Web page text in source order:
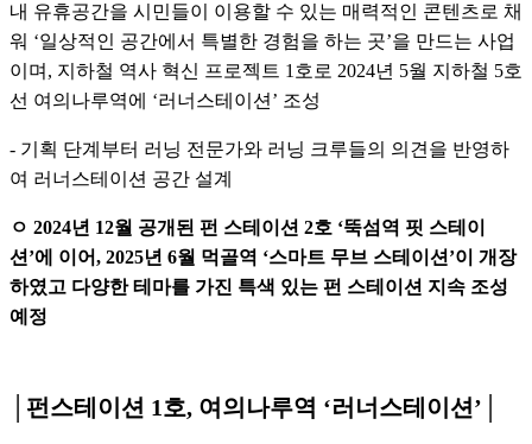
내 유휴공간을 시민들이 이용할 수 있는 매력적인 콘텐츠로 채
워 ‘일상적인 공간에서 특별한 경험을 하는 곳’을 만드는 사업
이며, 지하철 역사 혁신 프로젝트 1호로 2024년 5월 지하철 5호
선 여의나루역에 ‘러너스테이션’ 조성
- 기획 단계부터 러닝 전문가와 러닝 크루들의 의견을 반영하
여 러너스테이션 공간 설계
ㅇ 2024년 12월 공개된 펀 스테이션 2호 ‘뚝섬역 핏 스테이
션’에 이어, 2025년 6월 먹골역 ‘스마트 무브 스테이션’이 개장
하였고 다양한 테마를 가진 특색 있는 펀 스테이션 지속 조성
예정
│펀스테이션 1호, 여의나루역 ‘러너스테이션’│